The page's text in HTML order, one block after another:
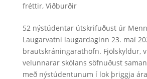
fréttir, Viðburðir
52 nýstúdentar útskrifuðust úr
Laugarvatni laugardaginn 23. maí
brautskráningarathöfn. Fjölskyldur,
velunnarar skólans söfnuðust
með nýstúdentunum í lok þriggja ára